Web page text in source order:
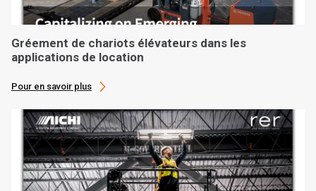
Gréement de chariots élévateurs dans les
applications de location
Pour en savoir plus